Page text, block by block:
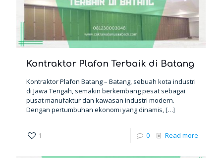
Kontraktor Plafon Terbaik di Batang
Kontraktor Plafon Batang – Batang, sebuah kota industri
di Jawa Tengah, semakin berkembang pesat sebagai
pusat manufaktur dan kawasan industri modern.
Dengan pertumbuhan ekonomi yang dinamis,[…]
1 0 Read more